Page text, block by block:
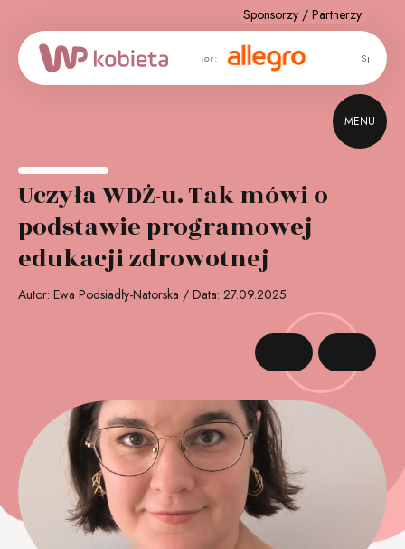
Sponsor: Sponsor:
MENU
Uczyła WDŻ-u. Tak mówi o
podstawie programowej
edukacji zdrowotnej
Autor: Ewa Podsiadły-Natorska / Data: 27.09.2025